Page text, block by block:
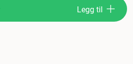
Legg til